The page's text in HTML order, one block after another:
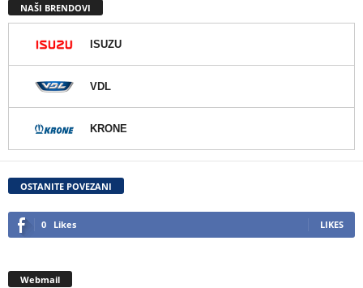
NAŠI BRENDOVI
ISUZU
VDL
KRONE
OSTANITE POVEZANI
0 Likes LIKES
Webmail